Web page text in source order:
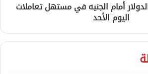
أمام الجنيه في مستهل تعاملات
اليوم الأحد